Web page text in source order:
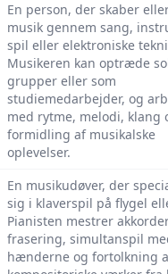
En person, der skaber
musik gennem sang,
spil eller elektroniske
Musikeren kan optræde
grupper eller som
studiemedarbejder, og
med rytme, melodi, klang
formidling af musikalske
oplevelser.
En musikudøver, der
sig i klaverspil på flygel
Pianisten mestrer
frasering, simultanspil
hænderne og fortolkning